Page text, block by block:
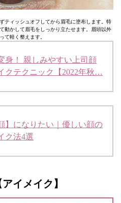
ティッシュオフしてから眉毛に塗布します。特
動かして眉毛をしっかり立たせます。眉頭以外
て軽く整えます。
身！ 親しみやすい上司顔
クテクニック【2022年秋…
】になりたい｜優しい顔の
ク法4選
イメイク】